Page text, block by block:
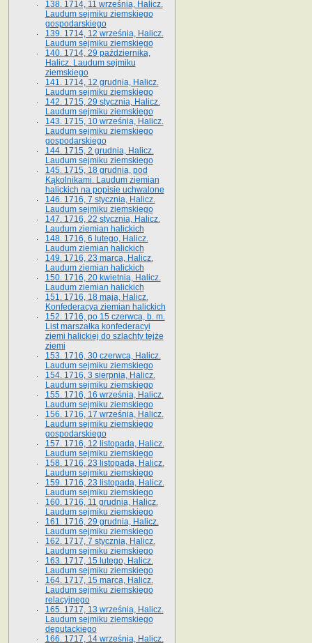
138. 1714, 11 września, Halicz.
Laudum sejmiku ziemskiego
gospodarskiego
139. 1714, 12 września, Halicz.
Laudum sejmiku ziemskiego
140. 1714, 29 października,
Halicz. Laudum sejmiku
ziemskiego
141. 1714, 12 grudnia, Halicz.
Laudum sejmiku ziemskiego
142. 1715, 29 stycznia, Halicz.
Laudum sejmiku ziemskiego
143. 1715, 10 września, Halicz.
Laudum sejmiku ziemskiego
gospodarskiego
144. 1715, 2 grudnia, Halicz.
Laudum sejmiku ziemskiego
145. 1715, 18 grudnia, pod
Kąkolnikami. Laudum ziemian
halickich na popisie uchwalone
146. 1716, 7 stycznia, Halicz.
Laudum sejmiku ziemskiego
147. 1716, 22 stycznia, Halicz.
Laudum ziemian halickich
148. 1716, 6 lutego, Halicz.
Laudum ziemian halickich
149. 1716, 23 marca, Halicz.
Laudum ziemian halickich
150. 1716, 20 kwietnia, Halicz.
Laudum ziemian halickich
151. 1716, 18 maja, Halicz.
Konfederacya ziemian halickich
152. 1716, po 15 czerwca, b. m.
List marszałka konfederacyi
ziemi halickiej do szlachty tejże
ziemi
153. 1716, 30 czerwca, Halicz.
Laudum sejmiku ziemskiego
154. 1716, 3 sierpnia, Halicz.
Laudum sejmiku ziemskiego
155. 1716, 16 września, Halicz.
Laudum sejmiku ziemskiego
156. 1716, 17 września, Halicz.
Laudum sejmiku ziemskiego
gospodarskiego
157. 1716, 12 listopada, Halicz.
Laudum sejmiku ziemskiego
158. 1716, 23 listopada, Halicz.
Laudum sejmiku ziemskiego
159. 1716, 23 listopada, Halicz.
Laudum sejmiku ziemskiego
160. 1716, 11 grudnia, Halicz.
Laudum sejmiku ziemskiego
161. 1716, 29 grudnia, Halicz.
Laudum sejmiku ziemskiego
162. 1717, 7 stycznia, Halicz.
Laudum sejmiku ziemskiego
163. 1717, 15 lutego, Halicz.
Laudum sejmiku ziemskiego
164. 1717, 15 marca, Halicz.
Laudum sejmiku ziemskiego
relacyjnego
165. 1717, 13 września, Halicz.
Laudum sejmiku ziemskiego
deputackiego
166. 1717, 14 września, Halicz.